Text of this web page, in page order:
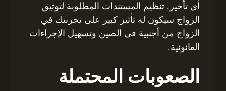
أي تأخير. تنظيم المستندات المطلوبة لتوثيق
الزواج سيكون له تأثير كبير على تجربتك في
الزواج من أجنبية في الصين وتسهيل الإجراءات
القانونية.
الصعوبات المحتملة